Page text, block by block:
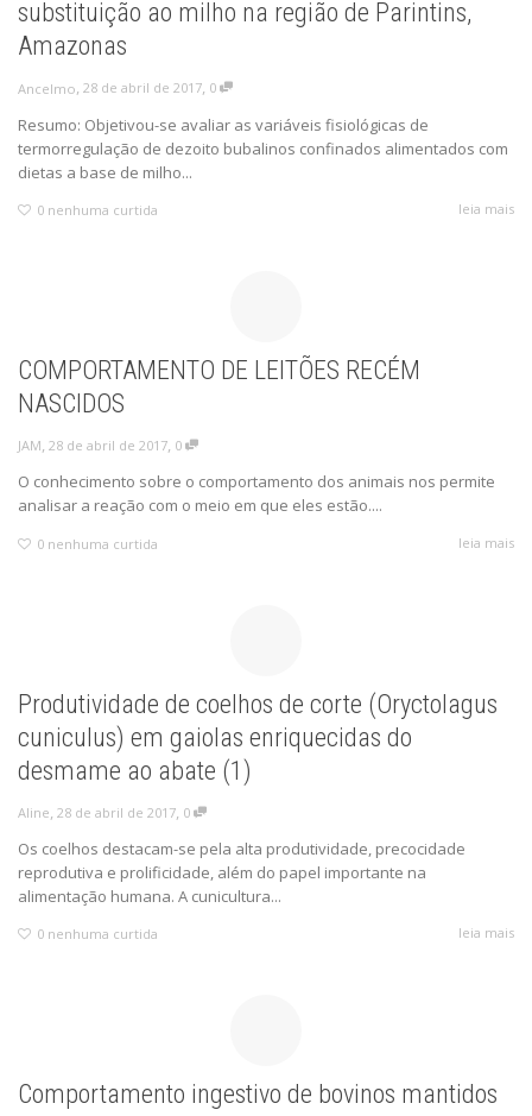
substituição ao milho na região de Parintins,
Amazonas
Ancelmo, 28 de abril de 2017, 0
Resumo: Objetivou-se avaliar as variáveis fisiológicas de
termorregulação de dezoito bubalinos confinados alimentados com
dietas a base de milho...
0 nenhuma curtida leia mais
COMPORTAMENTO DE LEITÕES RECÉM
NASCIDOS
JAM, 28 de abril de 2017, 0
O conhecimento sobre o comportamento dos animais nos permite
analisar a reação com o meio em que eles estão....
0 nenhuma curtida leia mais
Produtividade de coelhos de corte (Oryctolagus
cuniculus) em gaiolas enriquecidas do
desmame ao abate (1)
Aline 28 de abril de 2017 0
Os coelhos destacam-se pela alta produtividade, precocidade
reprodutiva e prolificidade, além do papel importante na
alimentação humana. A cunicultura...
0 nenhuma curtida leia mais
Comportamento ingestivo de bovinos mantidos